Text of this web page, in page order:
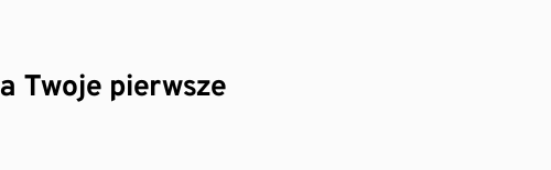
Twoje pierwsze